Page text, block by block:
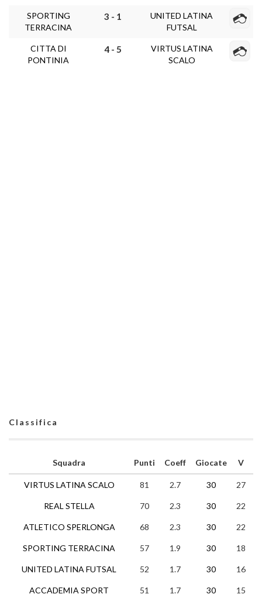
SPORTING
TERRACINA
3 - 1
UNITED LATINA
FUTSAL
CITTA DI
PONTINIA
4 - 5
VIRTUS LATINA
SCALO
Classifica
Squadra
VIRTUS LATINA SCALO
REAL STELLA
ATLETICO SPERLONGA
SPORTING TERRACINA
UNITED LATINA FUTSAL
ACCADEMIA SPORT
Punti Coeff Giocate V
81 2.7 30 27
70 2.3 30 22
68 2.3 30 22
57 1.9 30 18
52 1.7 30 16
51 1.7 30 15